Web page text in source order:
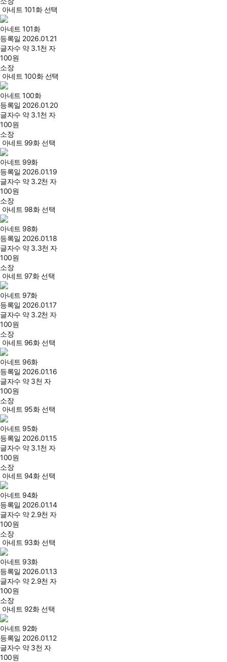
아네트 101화 선택
아네트 101화
등록일 2026.01.21
글자수 약 3.1천 자
100원
소장
아네트 100화 선택
아네트 100화
등록일 2026.01.20
글자수 약 3.1천 자
100원
소장
아네트 99화 선택
아네트 99화
등록일 2026.01.19
글자수 약 3.2천 자
100원
소장
아네트 98화 선택
아네트 98화
등록일 2026.01.18
글자수 약 3.3천 자
100원
소장
아네트 97화 선택
아네트 97화
등록일 2026.01.17
글자수 약 3.2천 자
100원
소장
아네트 96화 선택
아네트 96화
등록일 2026.01.16
글자수 약 3천 자
100원
소장
아네트 95화 선택
아네트 95화
등록일 2026.01.15
글자수 약 3.1천 자
100원
소장
아네트 94화 선택
아네트 94화
등록일 2026.01.14
글자수 약 2.9천 자
100원
소장
아네트 93화 선택
아네트 93화
등록일 2026.01.13
글자수 약 2.9천 자
100원
소장
아네트 92화 선택
아네트 92화
등록일 2026.01.12
글자수 약 3천 자
100원